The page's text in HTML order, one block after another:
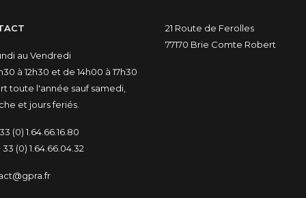
au Vendredi
à 12h30 et de 14h00 à 17h30
toute l'année sauf samedi,
et jours feriés.
(0) 1.64.66.16.80
33 (0) 1.64.66.04.32
21 Route de Ferolles
77170 Brie Comte Robert